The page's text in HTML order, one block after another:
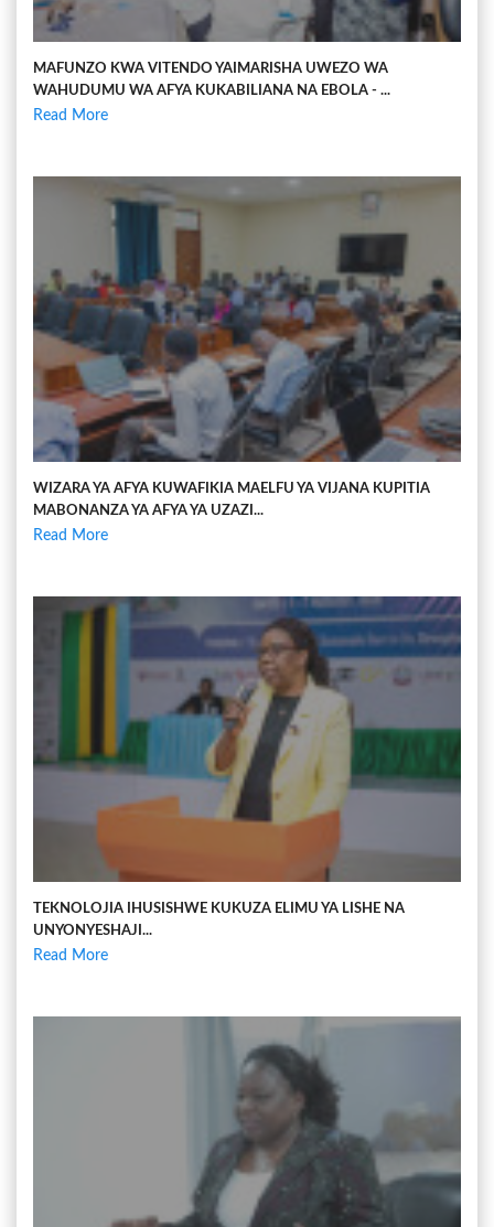
MAFUNZO KWA VITENDO YAIMARISHA UWEZO WA
WAHUDUMU WA AFYA KUKABILIANA NA EBOLA - ...
Read More
WIZARA YA AFYA KUWAFIKIA MAELFU YA VIJANA KUPITIA
MABONANZA YA AFYA YA UZAZI...
Read More
TEKNOLOJIA IHUSISHWE KUKUZA ELIMU YA LISHE NA
UNYONYESHAJI...
Read More